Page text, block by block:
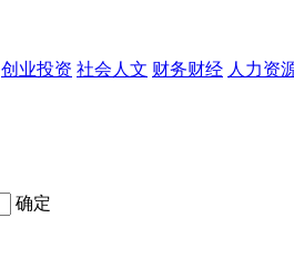
创业投资 社会人文 财务财经 人力资
确定